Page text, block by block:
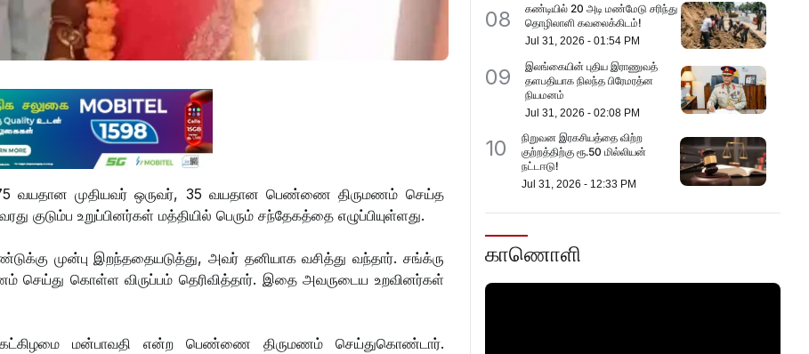
75 வயதான முதியவர் ஒருவர், 35 வயதான பெண்ணை திருமணம் செய்த
குடும்ப உறுப்பினர்கள் மத்தியில் பெரும் சந்தேகத்தை எழுப்பியுள்ளது.
முன்பு இறந்ததையடுத்து, அவர் தனியாக வசித்து வந்தார். சங்க்ரு
செய்து கொள்ள விருப்பம் தெரிவித்தார். இதை அவருடைய உறவினர்கள்
மன்பாவதி என்ற பெண்ணை திருமணம் செய்துகொண்டார்.
08
கண்டியில் 20 அடி மண்மேடு சரிந்து
தொழிலாளி கவலைக்கிடம்!
Jul 31, 2026 -01:54 PM
09
இலங்கையின் புதிய இராணுவத்
தளபதியாக நிலந்த பிரேமரத்ன
நியமனம்
Jul 31, 2026 -02:08 PM
10
நிறுவன இரகசியத்தை விற்ற
குற்றத்திற்கு ரூ.50 மில்லியன்
நட்டஈடு!
Jul 31, 2026 - 12:33 PM
காணொளி